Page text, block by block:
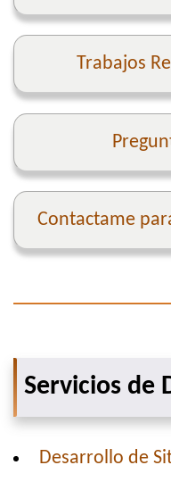
Trabajos
Contactame
Servicios de
Desarrollo de